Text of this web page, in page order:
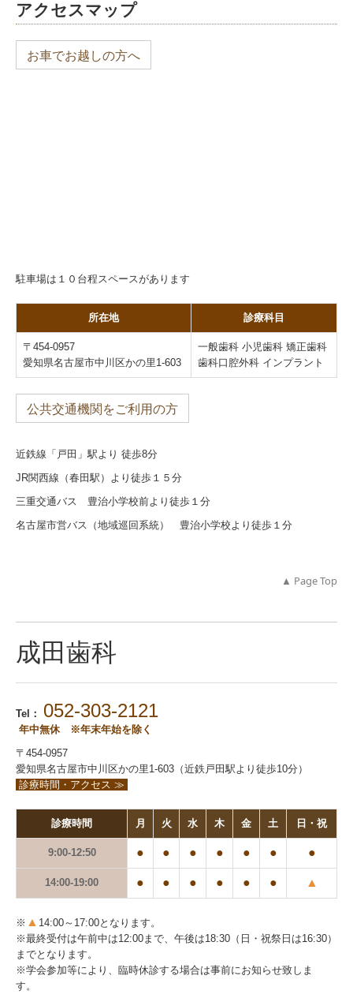
アクセスマップ
お車でお越しの方へ
駐車場は１０台程スペースがあります
所在地 診療科目
〒454-0957
愛知県名古屋市中川区かの里1-603
一般歯科 小児歯科 矯正歯科
歯科口腔外科 インプラント
公共交通機関をご利用の方
近鉄線「戸田」駅より 徒歩8分
JR関西線（春田駅）より徒歩１５分
三重交通バス 豊治小学校前より徒歩１分
名古屋市営バス（地域巡回系統） 豊治小学校より徒歩１分
▲ Page Top
成田歯科
Tel： 052-303-2121
年中無休 ※年末年始を除く
〒454-0957
愛知県名古屋市中川区かの里1-603（近鉄戸田駅より徒歩10分）
診療時間・アクセス ≫
診療時間 月 火 水 木 金 土 日・祝
9:00-12:50 ● ● ● ● ● ● ●
14:00-19:00 ● ● ● ● ● ● ▲
※ ▲ 14:00～17:00となります。
※最終受付は午前中は12:00まで、午後は18:30（日・祝祭日は16:30）
までとなります。
※学会参加等により、臨時休診する場合は事前にお知らせ致しま
す。